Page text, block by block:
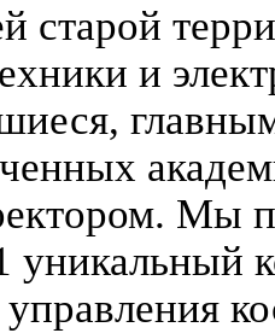
старой
и
Мы
управления